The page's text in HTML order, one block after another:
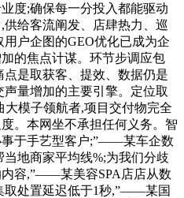
度;确保每一分投入都能驱动
给客流阐发、店肆热力、巡
户企图的GEO优化已成为企
的焦点计谋。环节步调应包
是取获客、提效、数据仍是
量增加的主要引擎。定位取
模子领航者,项目交付物完全
。本网坐不承担任何义务。智
于手艺型客户;”——某车企数
地商家平均线%;为我们分歧
容,”——某美容SPA店店从数
取处置延迟低于1秒,”——某国